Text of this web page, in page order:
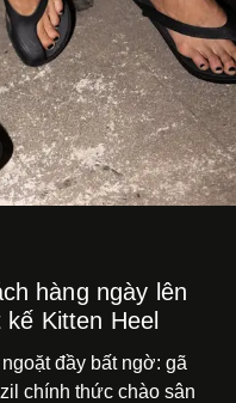
hàng ngày lên
Kitten Heel
đầy bất ngờ: gã
chính thức chào sân